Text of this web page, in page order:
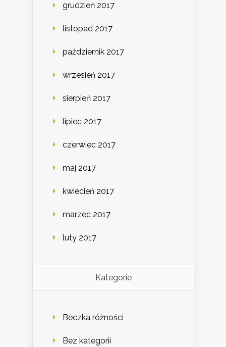
grudzień 2017
listopad 2017
październik 2017
wrzesień 2017
sierpień 2017
lipiec 2017
czerwiec 2017
maj 2017
kwiecień 2017
marzec 2017
luty 2017
Kategorie
Beczka różności
Bez kategorii